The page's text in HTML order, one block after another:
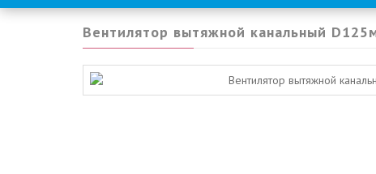
Вентилятор вытяжной канальный